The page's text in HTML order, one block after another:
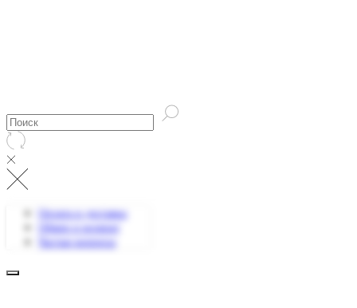
Оплата и доставка
Обмен и возврат
Частые вопросы